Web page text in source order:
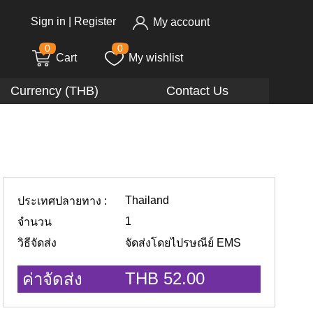
Sign in Register My account
0
Cart
0
My wishlist
Currency (THB) Contact Us
ประเทศปลายทาง :
Thailand
จำนวน
1
วิธีจัดส่ง
จัดส่งโดยไปรษณีย์ EMS
ค่าจัดส่ง THB 52.00